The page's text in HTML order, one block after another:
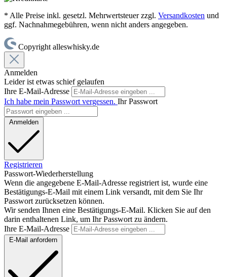
* Alle Preise inkl. gesetzl. Mehrwertsteuer zzgl. Versandkosten und
ggf. Nachnahmegebühren, wenn nicht anders angegeben.
Copyright alleswhisky.de
Anmelden
Leider ist etwas schief gelaufen
Ihre E-Mail-Adresse
Ich habe mein Passwort vergessen. Ihr Passwort
Anmelden
Registrieren
Passwort-Wiederherstellung
Wenn die angegebene E-Mail-Adresse registriert ist, wurde eine
Bestätigungs-E-Mail mit einem Link versandt, mit dem Sie Ihr
Passwort zurücksetzen können.
Wir senden Ihnen eine Bestätigungs-E-Mail. Klicken Sie auf den
darin enthaltenen Link, um Ihr Passwort zu ändern.
Ihre E-Mail-Adresse
E-Mail anfordern